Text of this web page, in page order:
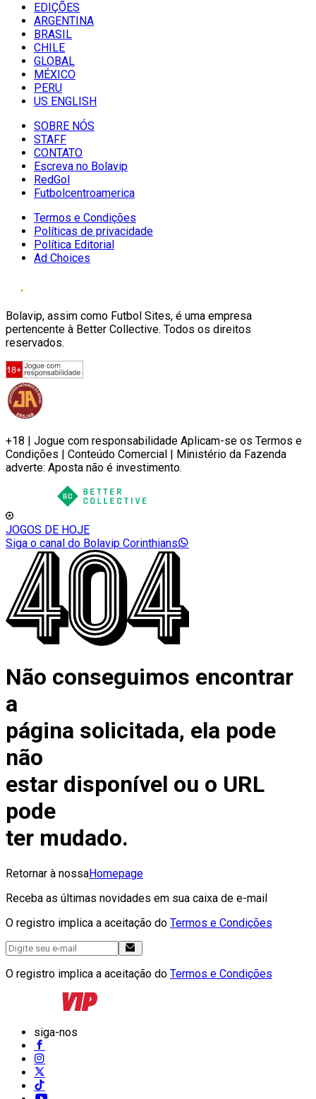
EDIÇÕES
ARGENTINA
BRASIL
CHILE
GLOBAL
MÉXICO
PERU
US ENGLISH
SOBRE NÓS
STAFF
CONTATO
Escreva no Bolavip
RedGol
Futbolcentroamerica
Termos e Condições
Políticas de privacidade
Política Editorial
Ad Choices
Bolavip, assim como Futbol Sites, é uma empresa
pertencente à Better Collective. Todos os direitos
reservados.
+18 | Jogue com responsabilidade Aplicam-se os Termos e
Condições | Conteúdo Comercial | Ministério da Fazenda
adverte: Aposta não é investimento.
JOGOS DE HOJE
Siga o canal do Bolavip Corinthians
Não conseguimos encontrar
a
página solicitada, ela pode
não
estar disponível ou o URL
pode
ter mudado.
Retornar à nossaHomepage
Receba as últimas novidades em sua caixa de e-mail
O registro implica a aceitação do Termos e Condições
O registro implica a aceitação do Termos e Condições
siga-nos